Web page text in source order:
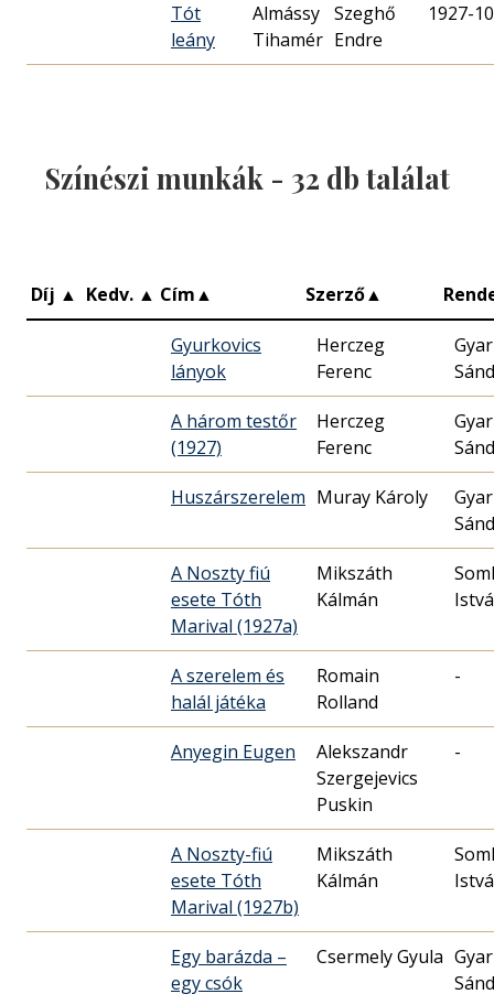
Tót
leány
Almássy
Tihamér
Szeghő
Endre
1927-
Színészi munkák - 32 db találat
Díj ▲ Kedv. ▲ Cím▲ Szerző▲
Gyurkovics
lányok
Herczeg
Ferenc
A három testőr
(1927)
Herczeg
Ferenc
Huszárszerelem Muray Károly
A Noszty fiú
esete Tóth
Marival (1927a)
Mikszáth
Kálmán
A szerelem és
halál játéka
Romain
Rolland
-
Anyegin Eugen
Alekszandr
Szergejevics
Puskin
-
A Noszty-fiú
esete Tóth
Marival (1927b)
Mikszáth
Kálmán
Egy barázda –
egy csók
Csermely Gyula